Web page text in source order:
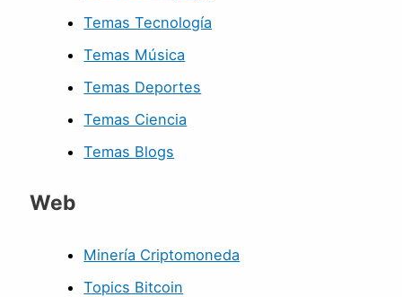
Temas Tecnología
Temas Música
Temas Deportes
Temas Ciencia
Temas Blogs
Web
Minería Criptomoneda
Topics Bitcoin